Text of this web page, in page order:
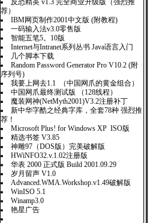
反恐精英 v1.3 完全商业升级版（强烈推
荐）
IBM网页制作2001中文版 (附教程)
一码输入法v3.0零售版
智能五笔5。10版
Internet与Intranet系列丛书 Java语言入门
几个脚本下载
Random Password Generator Pro V10.2 (附
序列号)
我要上网去1.1 （中国网爪的黄金组合）
中国网爪最终测试版 （128线程）
魔装网神(NetMyth2001)V3.2注册补丁
新中华字酷之经典字库，全套78种 强烈推
荐！
Microsoft Plus! for Windows XP ISO版
精选书签 V3.85
神雕97（DOS版）完美破解版
HWiNFO32.v.1.02注册版
华表 2000 正式版 Build 2001.09.29
岁月留声 V1.0
Advanced.WMA.Workshop.v1.49破解版
WinISO 5.1
Winamp3.0
艳星广告